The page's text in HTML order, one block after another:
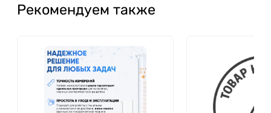
Рекомендуем также